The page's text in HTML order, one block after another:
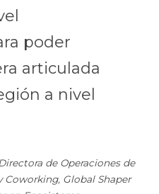
poder
articulada
a nivel
de Operaciones de
Coworking, Global Shaper